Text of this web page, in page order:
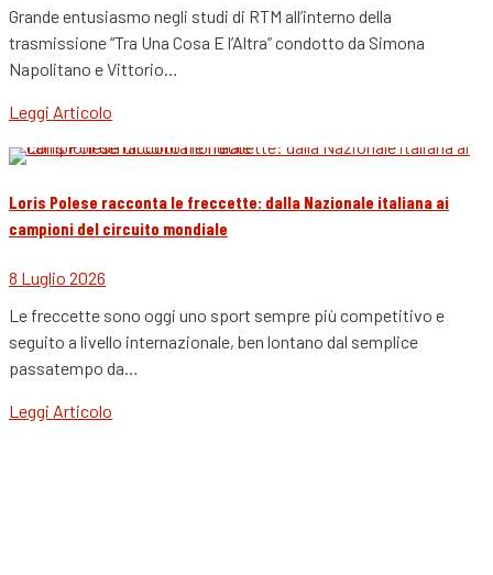
Grande entusiasmo negli studi di RTM all’interno della
trasmissione “Tra Una Cosa E l’Altra” condotto da Simona
Napolitano e Vittorio…
Leggi Articolo
Loris Polese racconta le freccette: dalla Nazionale italiana ai
campioni del circuito mondiale
8 Luglio 2026
Le freccette sono oggi uno sport sempre più competitivo e
seguito a livello internazionale, ben lontano dal semplice
passatempo da…
Leggi Articolo